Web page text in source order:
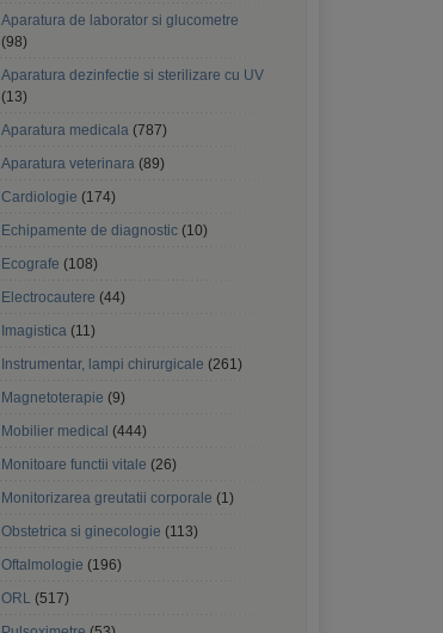
Aparatura de laborator si glucometre
(98)
Aparatura dezinfectie si sterilizare cu UV
(13)
Aparatura medicala (787)
Aparatura veterinara (89)
Cardiologie (174)
Echipamente de diagnostic (10)
Ecografe (108)
Electrocautere (44)
Imagistica (11)
Instrumentar, lampi chirurgicale (261)
Magnetoterapie (9)
Mobilier medical (444)
Monitoare functii vitale (26)
Monitorizarea greutatii corporale (1)
Obstetrica si ginecologie (113)
Oftalmologie (196)
ORL (517)